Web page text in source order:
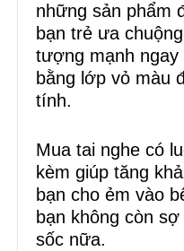
những sản phẩm
bạn trẻ ưa
tượng mạnh
bằng lớp vỏ màu
tính.
Mua tai nghe có
kèm giúp tăng
bạn cho ẻm vào
bạn không còn
sốc nữa.